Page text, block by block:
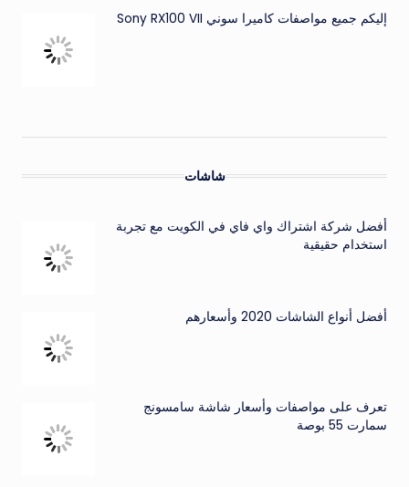
إليكم جميع مواصفات كاميرا سوني Sony RX100 VII
شاشات
أفضل شركة اشتراك واي فاي في الكويت مع تجربة
استخدام حقيقية
أفضل أنواع الشاشات 2020 وأسعارهم
تعرف على مواصفات وأسعار شاشة سامسونج
سمارت 55 بوصة